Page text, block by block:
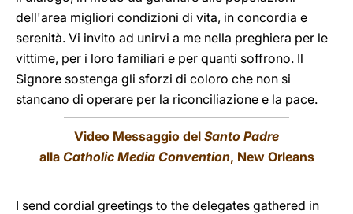
dell'area migliori condizioni di vita, in concordia e
serenità. Vi invito ad unirvi a me nella preghiera per le
vittime, per i loro familiari e per quanti soffrono. Il
Signore sostenga gli sforzi di coloro che non si
stancano di operare per la riconciliazione e la pace.
Video Messaggio del Santo Padre
alla Catholic Media Convention, New Orleans
I send cordial greetings to the delegates gathered in